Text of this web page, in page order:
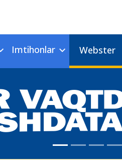
Imtihonlar Webster